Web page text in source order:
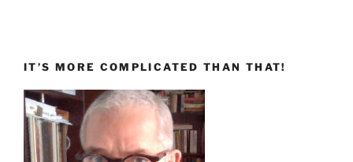
IT’S MORE COMPLICATED THAN THAT!